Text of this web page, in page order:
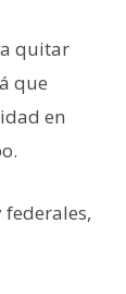
quitar
que
en
federales,